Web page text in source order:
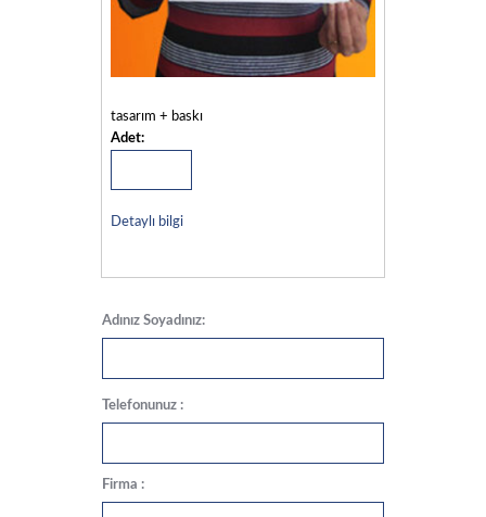
tasarım + baskı
Adet:
Detaylı bilgi
Adınız Soyadınız:
Telefonunuz :
Firma :